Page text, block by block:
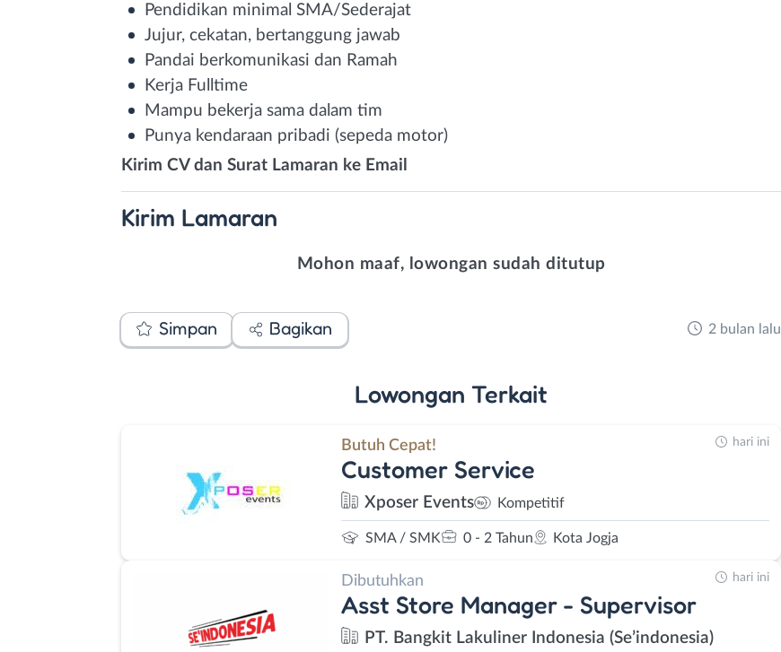
Pendidikan minimal SMA/Sederajat
Jujur, cekatan, bertanggung jawab
Pandai berkomunikasi dan Ramah
Kerja Fulltime
Mampu bekerja sama dalam tim
Punya kendaraan pribadi (sepeda motor)
Kirim CV dan Surat Lamaran ke Email
Kirim Lamaran
Mohon maaf, lowongan sudah ditutup
Simpan Bagikan 2 bulan lalu
Lowongan Terkait
Butuh Cepat!
Customer Service
Xposer Events Kompetitif
SMA / SMK 0 - 2 Tahun Kota Jogja
hari ini
Dibutuhkan
Asst Store Manager - Supervisor
PT. Bangkit Lakuliner Indonesia (Se’indonesia)
hari ini